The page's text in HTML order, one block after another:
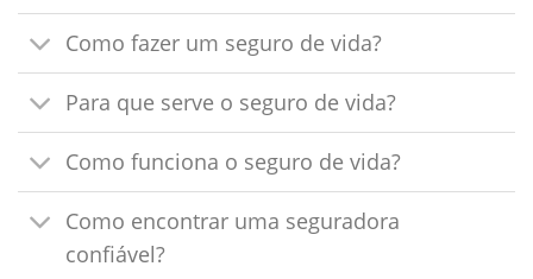
Como fazer um seguro de vida?
Para que serve o seguro de vida?
Como funciona o seguro de vida?
Como encontrar uma seguradora
confiável?